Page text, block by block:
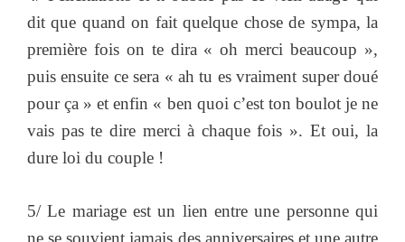
dit que quand on fait quelque chose de sympa, la
première fois on te dira « oh merci beaucoup »,
puis ensuite ce sera « ah tu es vraiment super doué
pour ça » et enfin « ben quoi c’est ton boulot je ne
vais pas te dire merci à chaque fois ». Et oui, la
dure loi du couple !
5/ Le mariage est un lien entre une personne qui
ne se souvient jamais des anniversaires et une autre